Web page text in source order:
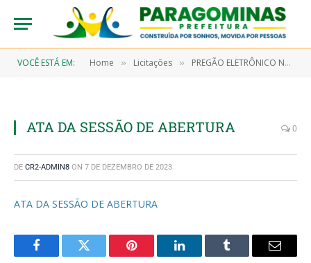
VOCÊ ESTÁ EM: Home » Licitações » PREGÃO ELETRÔNICO N° 9/2023-00016-SRP (AQUISIÇÃO DE MATERIAL DE CONSUMO, TAIS COMO: GÊNEROS DE ALIMENTAÇÃO E MATERIAIS DE LIMPEZA E PRODUTOS DE HIGIENIZAÇÃO PARA COMPOR AS CESTAS BÁSICAS PARA O BENEFÍCIO EVENTUAL DESTINADO AS FAMÍLIAS ATENDIDAS PELA SECRETARIA MUNICIPAL DE DESENVOLVIMENTOS SOCIAL)
ATA DA SESSÃO DE ABERTURA 0
DE CR2-ADMIN8 ON 7 DE DEZEMBRO DE 2023
ATA DA SESSÃO DE ABERTURA
FacebookTwitter Pinterest LinkedInTumblr Email